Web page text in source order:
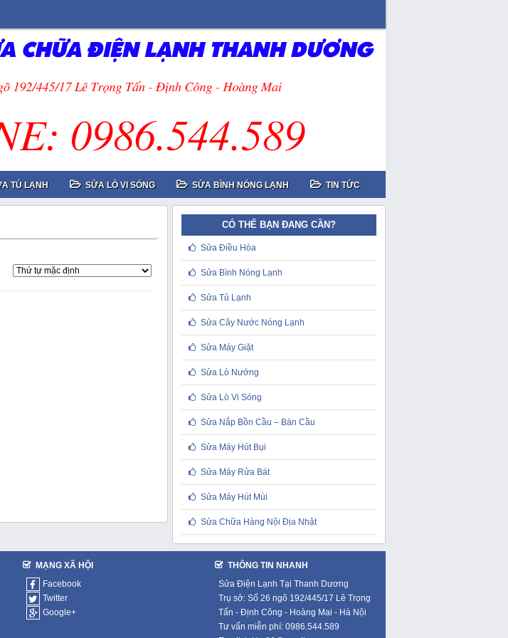
TỦ LẠNH SỬA LÒ VI SÓNG SỬA BÌNH NÓNG LẠNH TIN TỨC
CÓ THỂ BẠN ĐANG CẦN?
Sửa Điều Hòa
Sửa Bình Nóng Lạnh
Sửa Tủ Lạnh
Sửa Cây Nước Nóng Lạnh
Sửa Máy Giặt
Sửa Lò Nướng
Sửa Lò Vi Sóng
Sửa Nắp Bồn Cầu – Bàn Cầu
Sửa Máy Hút Bụi
Sửa Máy Rửa Bát
Sửa Máy Hút Mùi
Sửa Chữa Hàng Nội Địa Nhật
MẠNG XÃ HỘI
Facebook
Twitter
Google+
THÔNG TIN NHANH
Sửa Điện Lạnh Tại Thanh Dương
Trụ sở: Số 26 ngõ 192/445/17 Lê Trọng
Tấn - Định Công - Hoàng Mai - Hà Nội
Tư vấn miễn phí: 0986.544.589